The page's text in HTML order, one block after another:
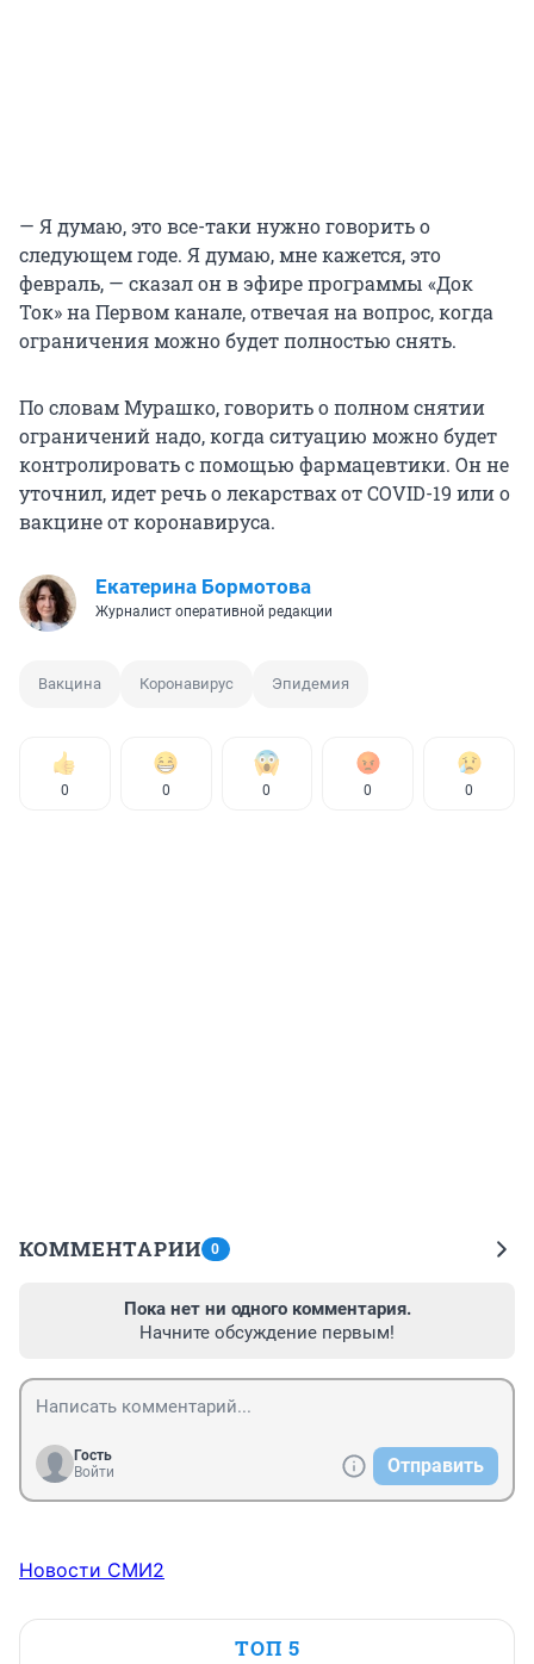
— Я думаю, это все-таки нужно говорить о
следующем годе. Я думаю, мне кажется, это
февраль, — сказал он в эфире программы «Док
Ток» на Первом канале, отвечая на вопрос, когда
ограничения можно будет полностью снять.
По словам Мурашко, говорить о полном снятии
ограничений надо, когда ситуацию можно будет
контролировать с помощью фармацевтики. Он не
уточнил, идет речь о лекарствах от COVID-19 или о
вакцине от коронавируса.
Екатерина Бормотова
Журналист оперативной редакции
Вакцина Коронавирус Эпидемия
0 0 0 0 0
КОММЕНТАРИИ 0
Пока нет ни одного комментария.
Начните обсуждение первым!
Гость
Войти
Отправить
Новости СМИ2
ТОП 5